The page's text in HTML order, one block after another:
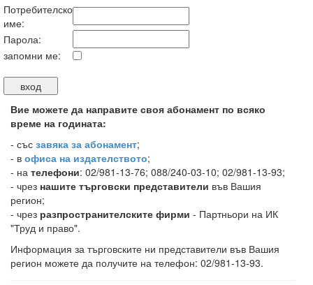
Потребителско
име:
Парола:
запомни ме:
Вие можете да направите своя абонамент по всяко
време на годината:
- със завяка за абонамент;
- в офиса на издателството;
- на телефони: 02/981-13-76; 088/240-03-10; 02/981-13-93;
- чрез нашите търговски представители във Вашия
регион;
- чрез разпространителските фирми - Партньори на ИК
"Труд и право".
Информация за търговските ни представители във Вашия
регион можете да получите на телефон: 02/981-13-93.